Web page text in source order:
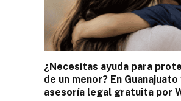
¿Necesitas ayuda para
de un menor? En
asesoría legal gratuita por